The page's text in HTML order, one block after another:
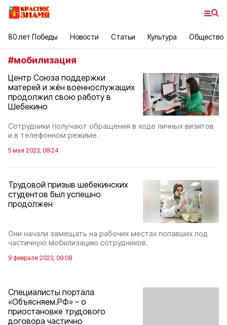
80 лет Победы Новости Статьи Культура Общество
#мобилизация
Центр Союза поддержки
матерей и жён военнослужащих
продолжил свою работу в
Шебекино
Сотрудники получают обращения в ходе личных визитов
и в телефонном режиме.
5 мая 2023, 08:24
Трудовой призыв шебекинских
студентов был успешно
продолжен
Они начали замещать на рабочих местах попавших под
частичную мобилизацию сотрудников.
9 февраля 2023, 09:08
Специалисты портала
«Объясняем.РФ» – о
приостановке трудового
договора частично